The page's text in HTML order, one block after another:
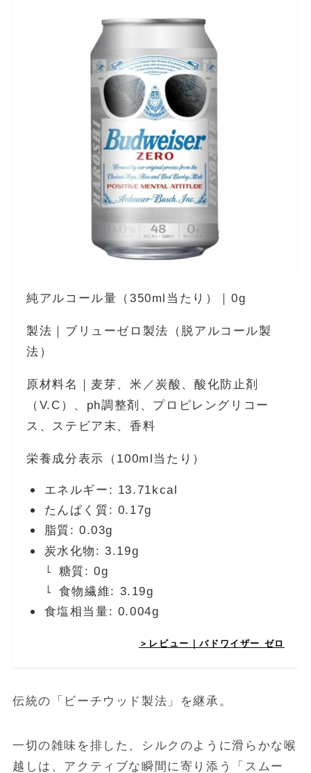
純アルコール量（350ml当たり）｜0g
製法｜ブリューゼロ製法（脱アルコール製
法）
原材料名｜麦芽、米／炭酸、酸化防止剤
（V.C）、ph調整剤、プロピレングリコー
ス、ステビア末、香料
栄養成分表示（100ml当たり）
エネルギー: 13.71kcal
たんぱく質: 0.17g
脂質: 0.03g
炭水化物: 3.19g
糖質: 0g
食物繊維: 3.19g
食塩相当量: 0.004g
＞レビュー｜バドワイザー ゼロ
伝統の「ビーチウッド製法」を継承。
一切の雑味を排した、シルクのように滑らかな喉
越しは、アクティブな瞬間に寄り添う「スムー